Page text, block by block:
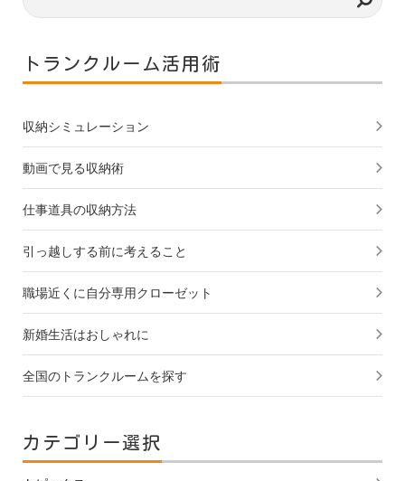
トランクルーム活用術
収納シミュレーション
動画で見る収納術
仕事道具の収納方法
引っ越しする前に考えること
職場近くに自分専用クローゼット
新婚生活はおしゃれに
全国のトランクルームを探す
カテゴリー選択